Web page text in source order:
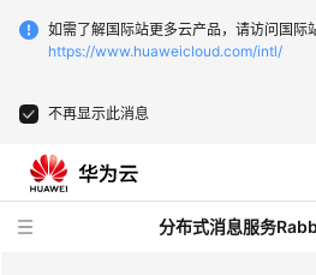
如需了解国际站更多云产品，请访问国际
https://www.huaweicloud.com/intl/
不再显示此消息
分布式消息服务